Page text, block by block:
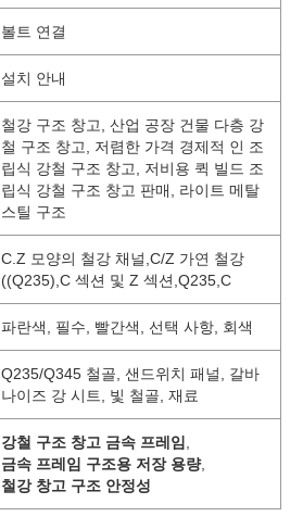
볼트 연결
설치 안내
철강 구조 창고, 산업 공장 건물 다층 강
철 구조 창고, 저렴한 가격 경제적 인 조
립식 강철 구조 창고, 저비용 퀵 빌드 조
립식 강철 구조 창고 판매, ​​라이트 메탈
스틸 구조
C.Z 모양의 철강 채널,C/Z 가연 철강
((Q235),C 섹션 및 Z 섹션,Q235,C
파란색, 필수, 빨간색, 선택 사항, 회색
Q235/Q345 철골, 샌드위치 패널, 갈바
나이즈 강 시트, 빛 철골, 재료
강철 구조 창고 금속 프레임
금속 프레임 구조용 저장 용량,
철강 창고 구조 안정성